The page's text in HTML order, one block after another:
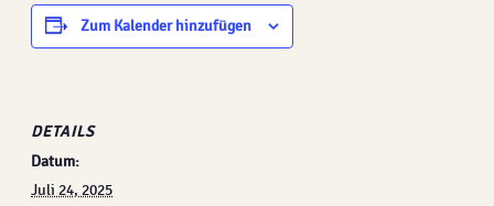
Zum Kalender hinzufügen
DETAILS
Datum:
Juli 24, 2025